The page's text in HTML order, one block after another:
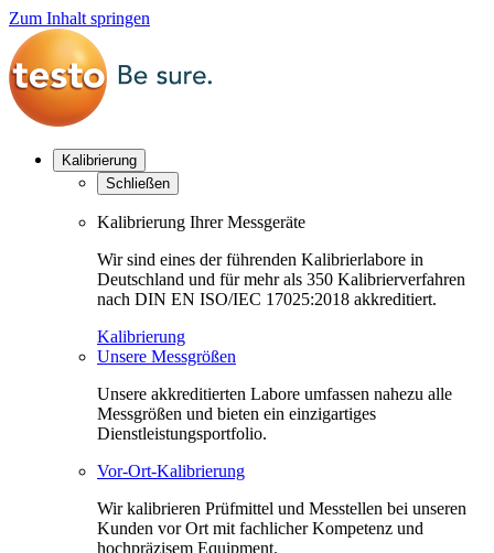
Zum Inhalt springen
Kalibrierung
Schließen
Kalibrierung Ihrer Messgeräte
Wir sind eines der führenden Kalibrierlabore in
Deutschland und für mehr als 350 Kalibrierverfahren
nach DIN EN ISO/IEC 17025:2018 akkreditiert.
Kalibrierung
Unsere Messgrößen
Unsere akkreditierten Labore umfassen nahezu alle
Messgrößen und bieten ein einzigartiges
Dienstleistungsportfolio.
Vor-Ort-Kalibrierung
Wir kalibrieren Prüfmittel und Messtellen bei unseren
Kunden vor Ort mit fachlicher Kompetenz und
hochpräzisem Equipment.